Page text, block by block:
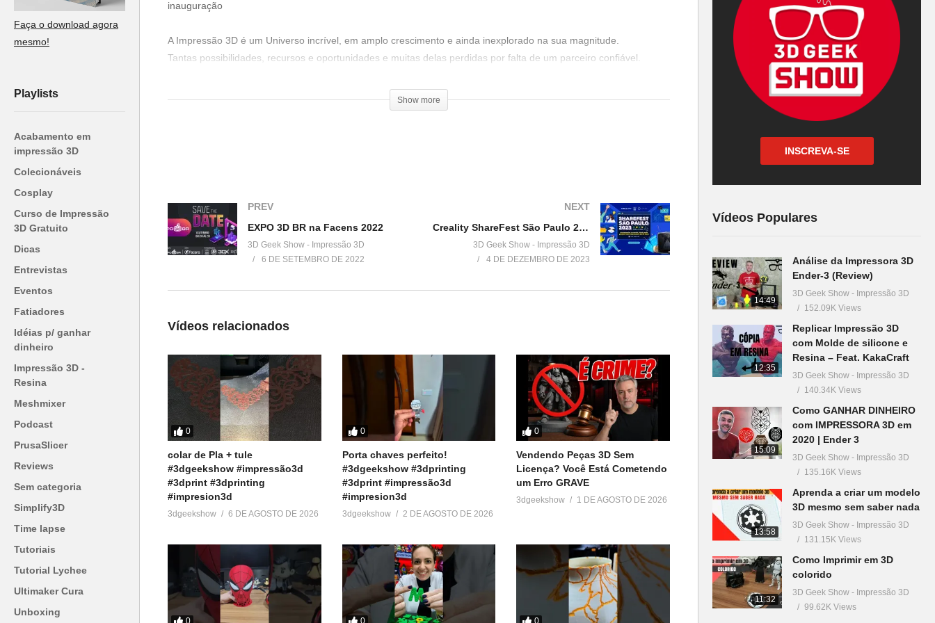
Faça o download agora
mesmo!
Playlists
Acabamento em
impressão 3D
Colecionáveis
Cosplay
Curso de Impressão
3D Gratuito
Dicas
Entrevistas
Eventos
Fatiadores
Idéias p/ ganhar
dinheiro
Impressão 3D -
Resina
Meshmixer
Podcast
PrusaSlicer
Reviews
Sem categoria
Simplify3D
Time lapse
Tutoriais
Tutorial Lychee
Ultimaker Cura
Unboxing
inauguração
A Impressão 3D é um Universo incrível, em amplo crescimento e ainda inexplorado na sua magnitude.
Tantas possibilidades, recursos e oportunidades e muitas delas perdidas por falta de um parceiro confiável.
Muito mais que uma loja, um Centro 3D que vai explorar todas as possibilidades desse Universo.
E você é nosso convidado para a Inauguração do Espaço Físico: Impressoras, Filamentos, Resinas, peças,
Bairro: VL Hambueguesa
CEP: 05319-000
http://bit.ly/SejaMembro3DGS
Conheça nossa loja:
https://3dgeekstore.com.br/
Cursos indicados pelo 3DGeekShow
▶http://bit.ly/Cursos3DGS
=================================
Produtos de impressão 3D super baratos:
▶ http://bit.ly/ListaProdutos3D
▶http://www.3dgeekshow.com.br
Redes sociais (Instagram, Facebook e Twitter):
▶ @3DGeekShow
Show more
PREV
EXPO 3D BR na Facens 2022
3D Geek Show - Impressão 3D
6 DE SETEMBRO DE 2022
NEXT
Creality ShareFest São Paulo 2023 – Venha Participar dessa festa!
3D Geek Show - Impressão 3D
4 DE DEZEMBRO DE 2023
Vídeos relacionados
0
colar de Pla + tule
#3dgeekshow #impressão3d
#3dprint #3dprinting
#impresion3d
3dgeekshow 6 DE AGOSTO DE 2026
0
Porta chaves perfeito!
#3dgeekshow #3dprinting
#3dprint #impressão3d
#impresion3d
3dgeekshow 2 DE AGOSTO DE 2026
0
Vendendo Peças 3D Sem
Licença? Você Está Cometendo
um Erro GRAVE
3dgeekshow 1 DE AGOSTO DE 2026
INSCREVA-SE
Vídeos Populares
14:49
Análise da Impressora 3D
Ender-3 (Review)
3D Geek Show - Impressão 3D
152.09K Views
12:35
Replicar Impressão 3D
com Molde de silicone e
Resina – Feat. KakaCraft
3D Geek Show - Impressão 3D
140.34K Views
15:09
Como GANHAR DINHEIRO
com IMPRESSORA 3D em
2020 | Ender 3
3D Geek Show - Impressão 3D
135.16K Views
13:58
Aprenda a criar um modelo
3D mesmo sem saber nada
3D Geek Show - Impressão 3D
131.15K Views
11:32
Como Imprimir em 3D
colorido
3D Geek Show - Impressão 3D
99.62K Views